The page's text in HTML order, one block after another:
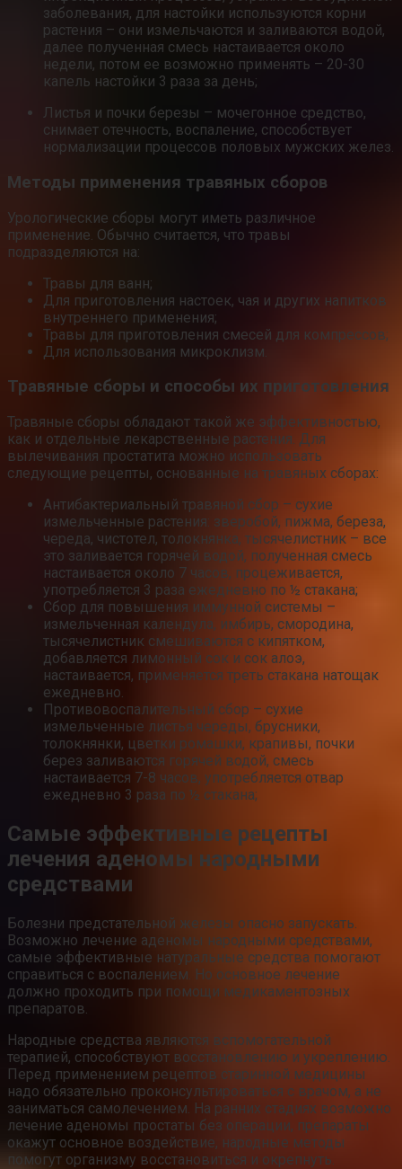
заболевания, для настойки используются корни
растения – они измельчаются и заливаются водой,
далее полученная смесь настаивается около
недели, потом ее возможно применять – 20-30
капель настойки 3 раза за день;
Листья и почки березы – мочегонное средство,
снимает отечность, воспаление, способствует
нормализации процессов половых мужских желез.
Методы применения травяных сборов
Урологические сборы могут иметь различное
применение. Обычно считается, что травы
подразделяются на:
Травы для ванн;
Для приготовления настоек, чая и других напитков
внутреннего применения;
Травы для приготовления смесей для компрессов;
Для использования микроклизм.
Травяные сборы и способы их приготовления
Травяные сборы обладают такой же эффективностью,
как и отдельные лекарственные растения. Для
вылечивания простатита можно использовать
следующие рецепты, основанные на травяных сборах:
Антибактериальный травяной сбор – сухие
измельченные растения: зверобой, пижма, береза,
череда, чистотел, толокнянка, тысячелистник – все
это заливается горячей водой, полученная смесь
настаивается около 7 часов, процеживается,
употребляется 3 раза ежедневно по ½ стакана;
Сбор для повышения иммунной системы –
измельченная календула, имбирь, смородина,
тысячелистник смешиваются с кипятком,
добавляется лимонный сок и сок алоэ,
настаивается, применяется треть стакана натощак
ежедневно.
Противовоспалительный сбор – сухие
измельченные листья череды, брусники,
толокнянки, цветки ромашки, крапивы, почки
берез заливаются горячей водой, смесь
настаивается 7-8 часов, употребляется отвар
ежедневно 3 раза по ½ стакана;
Самые эффективные рецепты
лечения аденомы народными
средствами
Болезни предстательной железы опасно запускать.
Возможно лечение аденомы народными средствами,
самые эффективные натуральные средства помогают
справиться с воспалением. Но основное лечение
должно проходить при помощи медикаментозных
препаратов.
Народные средства являются вспомогательной
терапией, способствуют восстановлению и укреплению.
Перед применением рецептов старинной медицины
надо обязательно проконсультироваться с врачом, а не
заниматься самолечением. На ранних стадиях возможно
лечение аденомы простаты без операции, препараты
окажут основное воздействие, народные методы
помогут организму восстановиться и окрепнуть.